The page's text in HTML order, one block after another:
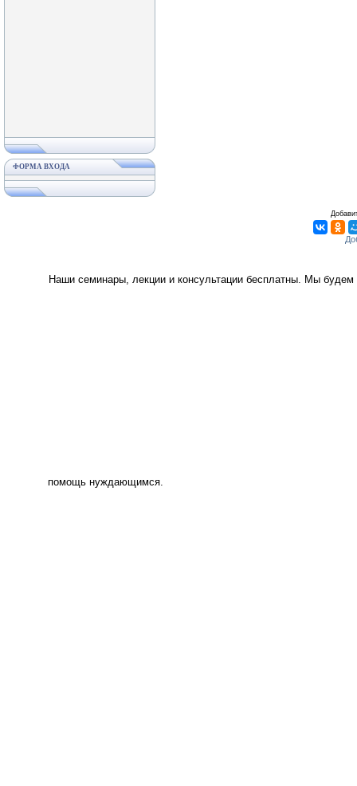
ФОРМА ВХОДА
Наши семинары, лекции и консультации бесплатны. Мы
помощь нуждающимся.